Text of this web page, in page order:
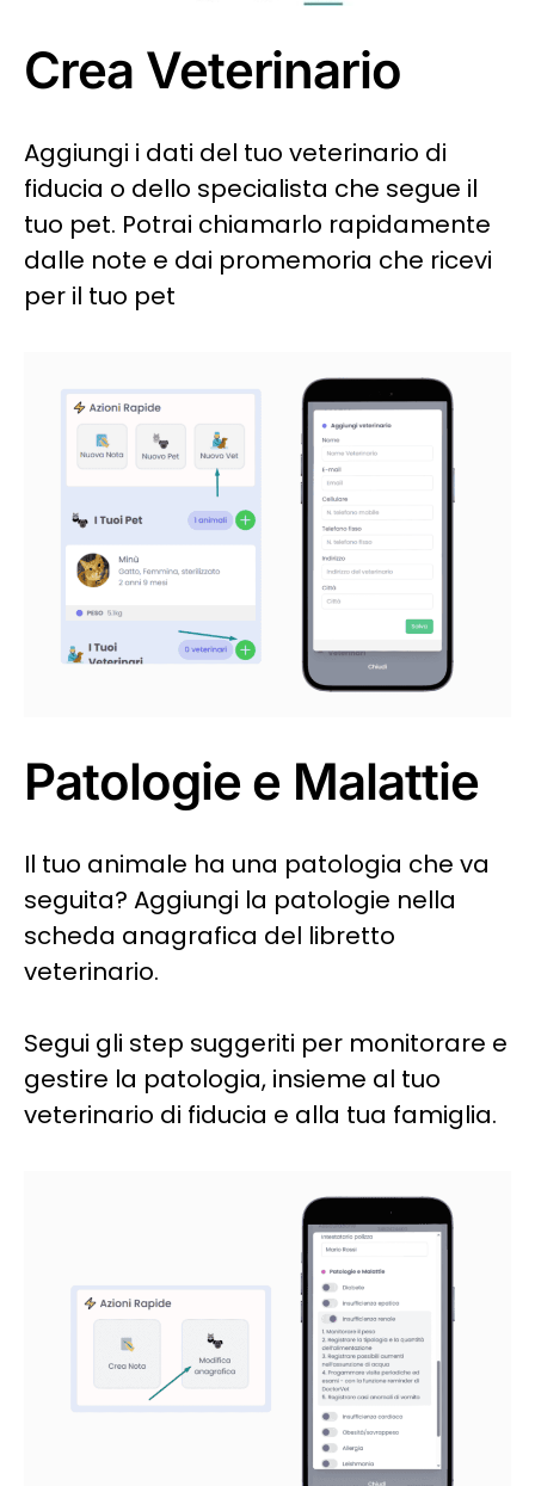
Crea Veterinario
Aggiungi i dati del tuo veterinario di
fiducia o dello specialista che segue il
tuo pet. Potrai chiamarlo rapidamente
dalle note e dai promemoria che ricevi
per il tuo pet
Patologie e Malattie
Il tuo animale ha una patologia che va
seguita? Aggiungi la patologie nella
scheda anagrafica del libretto
veterinario.
Segui gli step suggeriti per monitorare e
gestire la patologia, insieme al tuo
veterinario di fiducia e alla tua famiglia.